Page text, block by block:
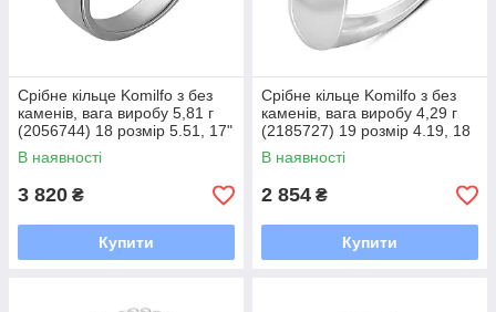
Срібне кільце Komilfo з без
каменів, вага виробу 5,81 г
(2056744) 18 розмір 5.51, 17"
В наявності
3 820 ₴
Купити
Срібне кільце Komilfo з без
каменів, вага виробу 4,29 г
(2185727) 19 розмір 4.19, 18
В наявності
2 854 ₴
Купити